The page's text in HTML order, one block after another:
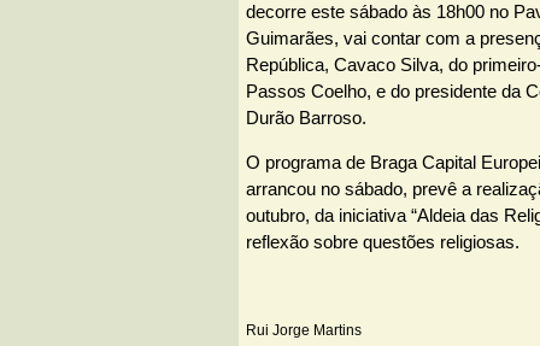
decorre este sábado às 18h00 no
Guimarães, vai contar com a
República, Cavaco Silva, do
Passos Coelho, e do presidente da
Durão Barroso.
O programa de Braga Capital
arrancou no sábado, prevê a
outubro, da iniciativa “Aldeia das
reflexão sobre questões religiosas.
Rui Jorge Martins